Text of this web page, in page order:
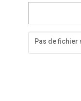
Pas de fichier